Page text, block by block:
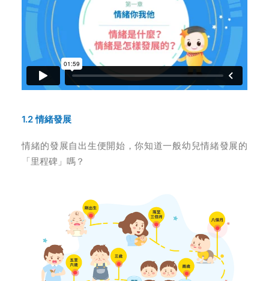
1.2 情緒發展
情緒的發展自出生便開始，你知道一般幼兒情緒發展的
「里程碑」嗎 ？